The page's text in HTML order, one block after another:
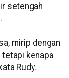
setengah
mirip dengan
tetapi kenapa
Rudy.